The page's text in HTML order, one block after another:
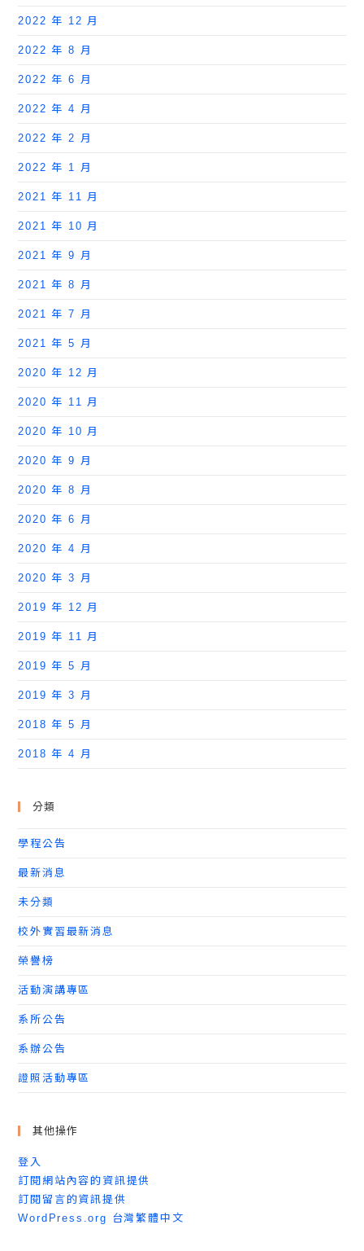
2022 年 12 月
2022 年 8 月
2022 年 6 月
2022 年 4 月
2022 年 2 月
2022 年 1 月
2021 年 11 月
2021 年 10 月
2021 年 9 月
2021 年 8 月
2021 年 7 月
2021 年 5 月
2020 年 12 月
2020 年 11 月
2020 年 10 月
2020 年 9 月
2020 年 8 月
2020 年 6 月
2020 年 4 月
2020 年 3 月
2019 年 12 月
2019 年 11 月
2019 年 5 月
2019 年 3 月
2018 年 5 月
2018 年 4 月
分類
學程公告
最新消息
未分類
校外實習最新消息
榮譽榜
活動演講專區
系所公告
系辦公告
證照活動專區
其他操作
登入
訂閱網站內容的資訊提供
訂閱留言的資訊提供
WordPress.org 台灣繁體中文